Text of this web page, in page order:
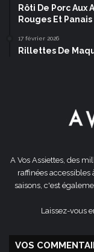
Rôti De Porc Aux
Rouges Et Panais
17 février 2026
Rillettes De
A Vos Assiettes, des
raffinées
saisons, c'est
Laissez-vous
VOS